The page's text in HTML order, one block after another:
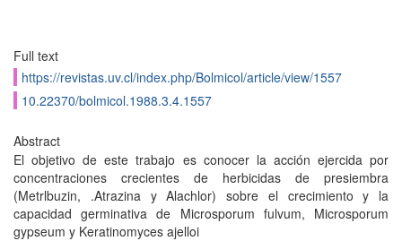
Full text
https://revistas.uv.cl/index.php/Bolmicol/article/view/1557
10.22370/bolmicol.1988.3.4.1557
Abstract
El objetivo de este trabajo es conocer la acción ejercida por
concentraciones crecientes de herbicidas de presiembra
(Metrlbuzin, .Atrazina y Alachlor) sobre el crecimiento y la
capacidad germinativa de Microsporum fulvum, Microsporum
gypseum y Keratinomyces ajelloi